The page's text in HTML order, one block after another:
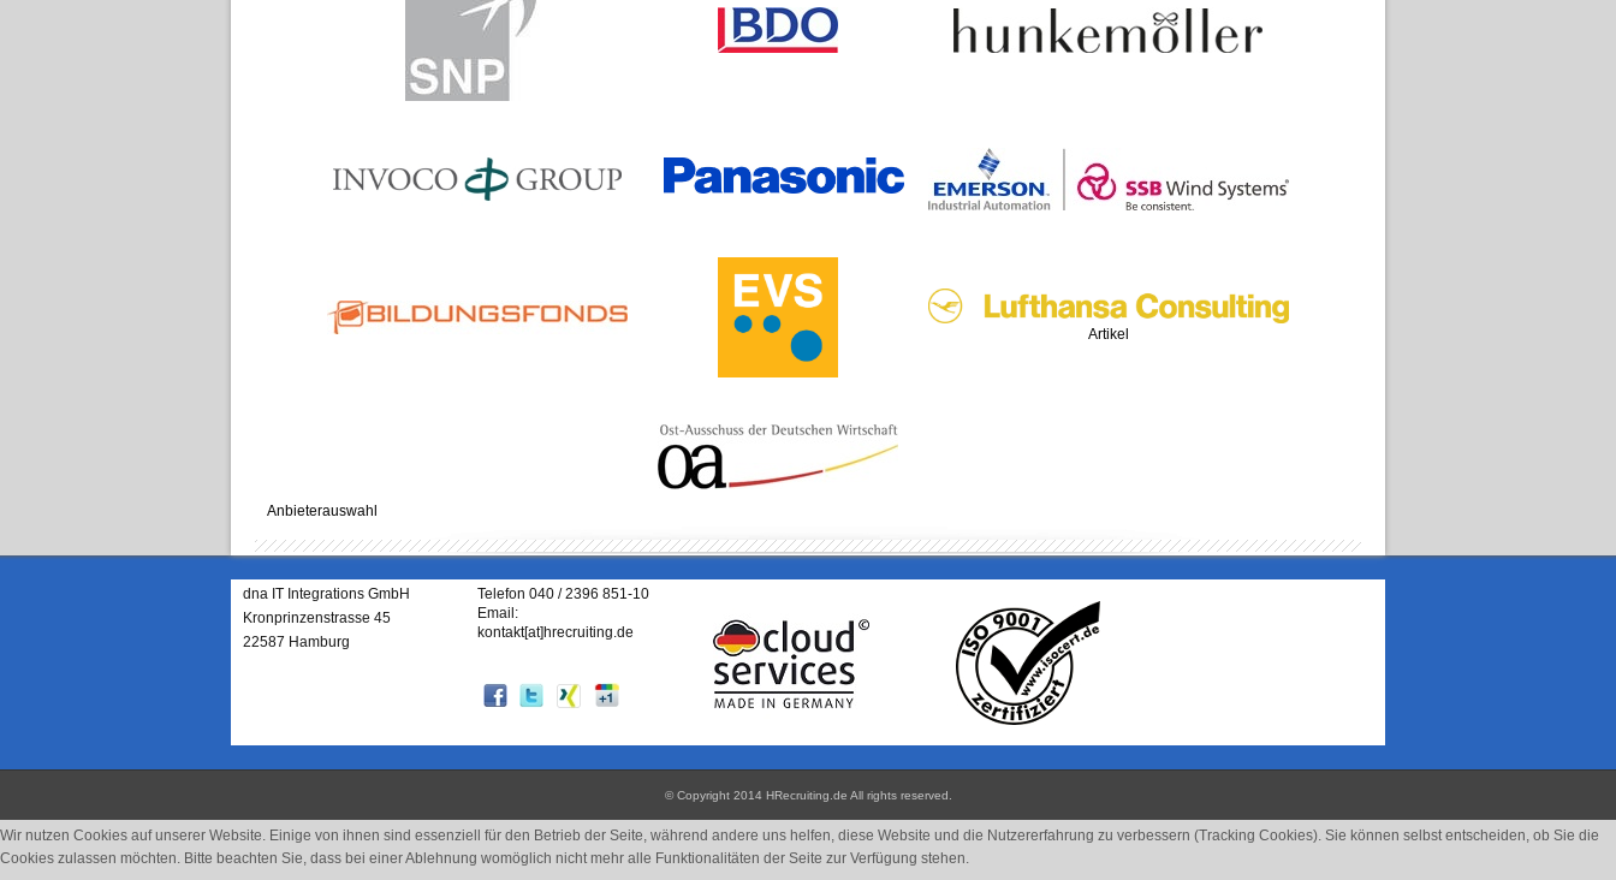
Artikel
Anbieterauswahl
dna IT Integrations GmbH
Kronprinzenstrasse 45
22587 Hamburg
Telefon 040 / 2396 851-10
Email:
kontakt[at]hrecruiting.de
© Copyright 2014 HRecruiting.de All rights reserved
Wir nutzen Cookies auf unserer Website. Einige von ihnen sind essenziell für den Betrieb der Seite, während andere uns helfen, diese Website und die Nutzererfahrung zu verbessern (Tracking Cookies). Sie können selbst entscheiden, ob Sie die
Cookies zulassen möchten. Bitte beachten Sie, dass bei einer Ablehnung womöglich nicht mehr alle Funktionalitäten der Seite zur Verfügung stehen.